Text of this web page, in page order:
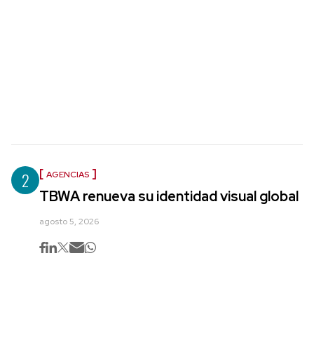
2 AGENCIAS
TBWA renueva su identidad visual global
agosto 5, 2026